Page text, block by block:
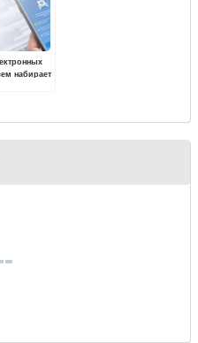
набирает